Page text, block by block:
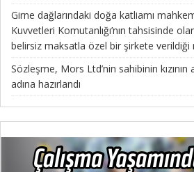
Girne dağlarındaki doğa katliamı
Kuvvetleri Komutanlığı’nın tahsisinde
belirsiz maksatla özel bir şirkete verildiği
Sözleşme, Mors Ltd’nin sahibinin
adına hazırlandı